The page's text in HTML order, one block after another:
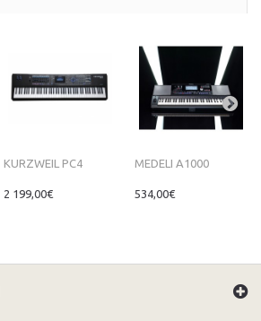
KURZWEIL PC4
2 199,00€
MEDELI A1000
534,00€